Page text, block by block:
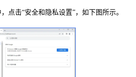
点击“安全和隐私设置”，如下图所示。